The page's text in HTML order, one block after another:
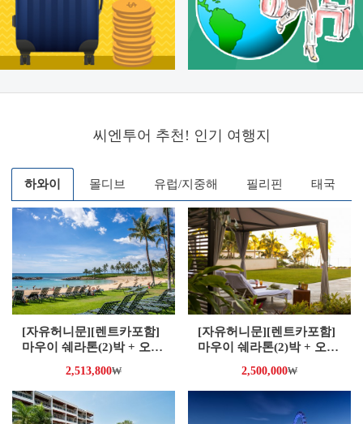
씨엔투어 추천! 인기 여행지
하와이 몰디브 유럽/지중해 필리핀 태국
[자유허니문][렌트카포함]
마우이 쉐라톤(2)박 + 오아
일 *** 일정별 보기 ***
2,513,800₩
[자유허니문][렌트카포함]
마우이 쉐라톤(2)박 + 오아
일 *** 출발일별 보기 ***
2,500,000₩